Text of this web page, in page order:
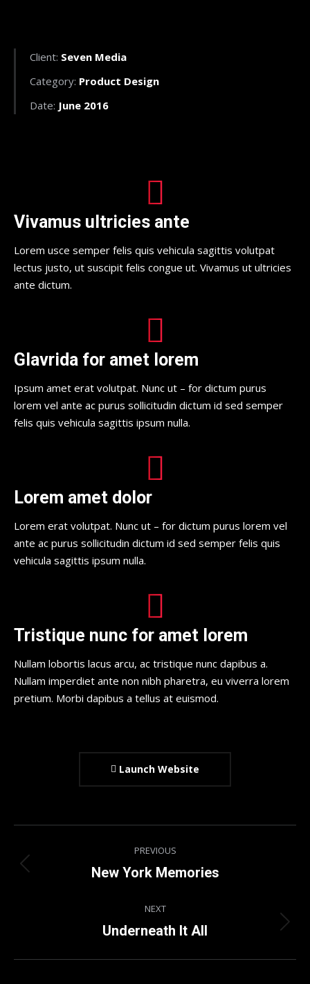
Client: Seven Media
Category: Product Design
Date: June 2016
Vivamus ultricies ante
Lorem usce semper felis quis vehicula sagittis volutpat
lectus justo, ut suscipit felis congue ut. Vivamus ut ultricies
ante dictum.
Glavrida for amet lorem
Ipsum amet erat volutpat. Nunc ut – for dictum purus
lorem vel ante ac purus sollicitudin dictum id sed semper
felis quis vehicula sagittis ipsum nulla.
Lorem amet dolor
Lorem erat volutpat. Nunc ut – for dictum purus lorem vel
ante ac purus sollicitudin dictum id sed semper felis quis
vehicula sagittis ipsum nulla.
Tristique nunc for amet lorem
Nullam lobortis lacus arcu, ac tristique nunc dapibus a.
Nullam imperdiet ante non nibh pharetra, eu viverra lorem
pretium. Morbi dapibus a tellus at euismod.
Launch Website
navigation
PREVIOUS
Previous
New York Memories
NEXT
Next
Underneath It All